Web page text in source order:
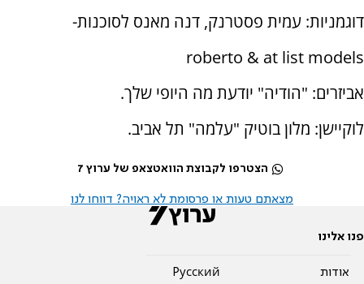
דוגמניות: עמית פסטרנק, דנה מאנס לסוכנות-
roberto & at list models
אביזרים: "הודיה" יודעת מה היופי שלך.
לוקיישן: מלון בוטיק "עלמה" תל אביב.
הצטרפו לקבוצת הוואטצאפ של ערוץ 7
מצאתם טעות או פרסומת לא ראויה? דווחו לנו
פנו אלינו
אודות
Pусский